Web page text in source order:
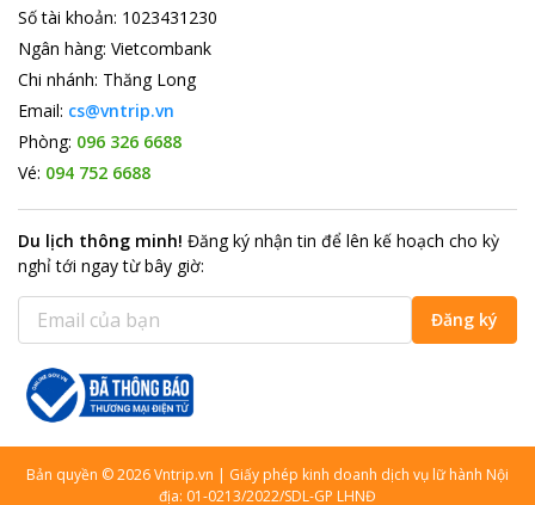
Số tài khoản: 1023431230
Ngân hàng: Vietcombank
Chi nhánh: Thăng Long
Email: cs@vntrip.vn
Phòng: 096 326 6688
Vé: 094 752 6688
Du lịch thông minh! Đăng ký nhận tin để lên kế hoạch cho kỳ
nghỉ tới ngay từ bây giờ:
Đăng ký
Bản quyền ©2026Vntrip.vn | Giấy phép kinh doanh dịch vụ lữ hành Nội
địa: 01-0213/2022/SDL-GP LHNĐ